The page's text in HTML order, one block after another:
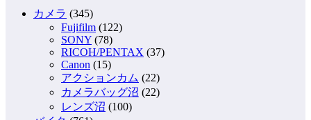
カメラ (345)
Fujifilm (122)
SONY (78)
RICOH/PENTAX (37)
Canon (15)
アクションカム (22)
カメラバッグ沼 (22)
レンズ沼 (100)